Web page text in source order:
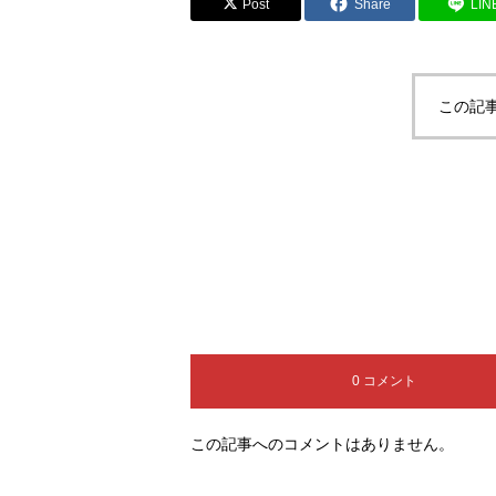
Post Share
この記
0 コメント
この記事へのコメントはありません。